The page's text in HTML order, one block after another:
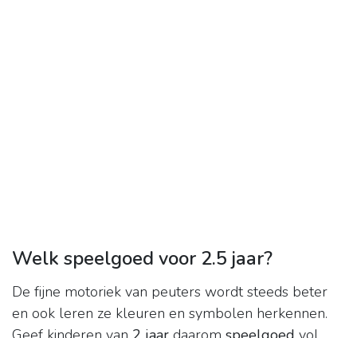
Welk speelgoed voor 2.5 jaar?
De fijne motoriek van peuters wordt steeds beter
en ook leren ze kleuren en symbolen herkennen.